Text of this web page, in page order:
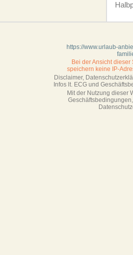
https://www.urlaub-
Bei der Ansicht
speichern keine IP-
Disclaimer,
Infos lt. ECG und
Mit der Nutzung dieser